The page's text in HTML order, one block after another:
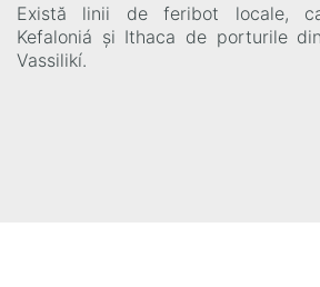
Există linii de feribot locale,
Kefaloniá și Ithaca de porturile
Vassilikí.